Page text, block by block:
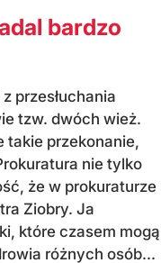
bardzo
przesłuchania
tzw. dwóch wież.
takie przekonanie,
nie tylko
że w prokuraturze
Ziobry. Ja
które czasem mogą
różnych osób...